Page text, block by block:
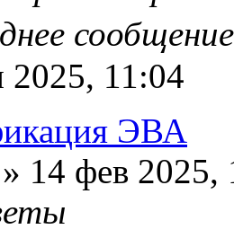
2025, 11:04
ЭВА
» 14 фев 2025,